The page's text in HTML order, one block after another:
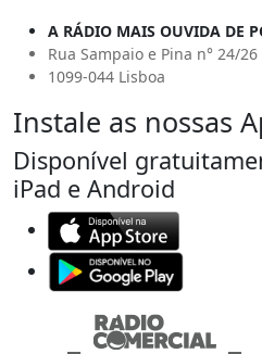
A RÁDIO MAIS OUVIDA DE
Rua Sampaio e Pina n° 24/26
1099-044 Lisboa
Instale as nossas
Disponível
iPad e Android